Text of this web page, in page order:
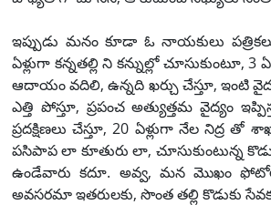
ఇప్పుడు మనం కూడా ఓ నాయకులు
ఏళ్లుగా కన్నతల్లి ని కన్నుల్లో చూసుకుంటూ, 3
ఆదాయం వదిలి, ఉన్నది ఖర్చు చేస్తూ, ఇంటి
ఎత్తి పోస్తూ, ప్రపంచ అత్యుత్తమ వైద్యం
ప్రదక్షిణలు చేస్తూ, 20 ఏళ్లుగా నేల నిద్ర తో
పసిపాప లా కూతురు లా, చూసుకుంటున్న
ఉండేవారు కదూ. అవ్వ, మన మొఖం
అవసరమా ఇతరులకు, సొంత తల్లి కొడుకు